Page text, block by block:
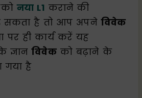
नया L1 कराने की
सकता है तो आप अपने विवेक
पर ही कार्य करें यह
ज्ञानविवेकको बढ़ाने के
गया है